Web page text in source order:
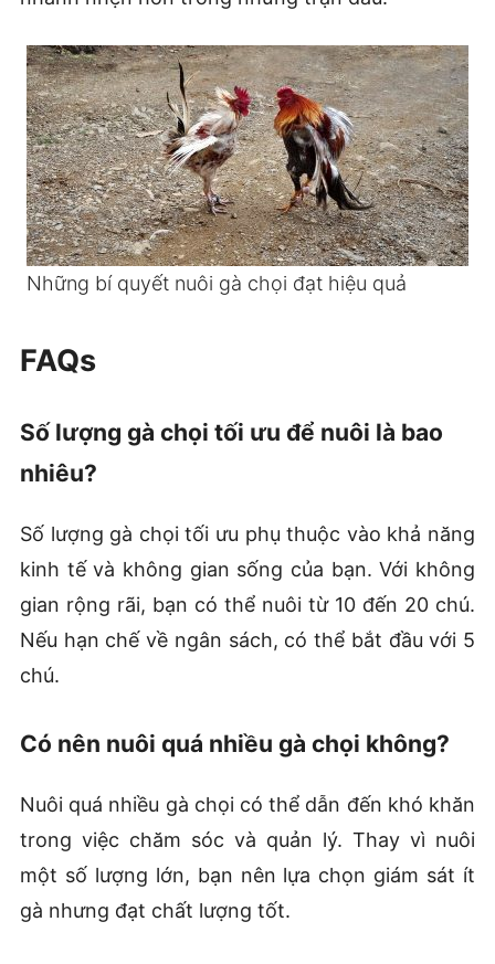
Những bí quyết nuôi gà chọi đạt hiệu quả
FAQs
Số lượng gà chọi tối ưu để nuôi là bao
nhiêu?
Số lượng gà chọi tối ưu phụ thuộc vào khả năng
kinh tế và không gian sống của bạn. Với không
gian rộng rãi, bạn có thể nuôi từ 10 đến 20 chú.
Nếu hạn chế về ngân sách, có thể bắt đầu với 5
chú.
Có nên nuôi quá nhiều gà chọi không?
Nuôi quá nhiều gà chọi có thể dẫn đến khó khăn
trong việc chăm sóc và quản lý. Thay vì nuôi
một số lượng lớn, bạn nên lựa chọn giám sát ít
gà nhưng đạt chất lượng tốt.